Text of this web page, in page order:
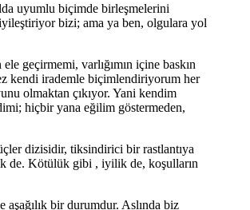
uyumlu biçimde birleşmelerini
bizi; ama ya ben, olgulara yol
geçirmemi, varlığımın içine baskın
kendi irademle biçimlendiriyorum her
olmaktan çıkıyor. Yani kendim
hiçbir yana eğilim göstermeden,
dizisidir, tiksindirici bir rastlantıya
de. Kötülük gibi , iyilik de, koşulların
aşağılık bir durumdur. Aslında biz